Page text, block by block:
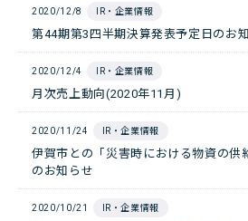
2020/12/8 IR・企業情報
第44期第3四半期決算発表予定日のお
2020/12/4 IR・企業情報
月次売上動向(2020年11月)
2020/11/24 IR・企業情報
伊賀市との「災害時における物資の供
のお知らせ
2020/10/21 IR・企業情報